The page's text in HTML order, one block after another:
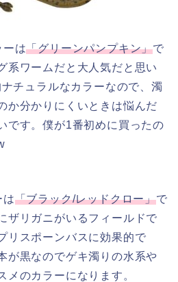
ーは「グリーンパンプキン」で
系ワームだと大人気だと思い
チュラルなカラーなので、濁
か分かりにくいときは悩んだ
です。僕が1番初めに買ったの
は「ブラック/レッドクロー」で
ザリガニがいるフィールドで
リスポーンバスに効果的で
が黒なのでゲキ濁りの水系や
メのカラーになります。